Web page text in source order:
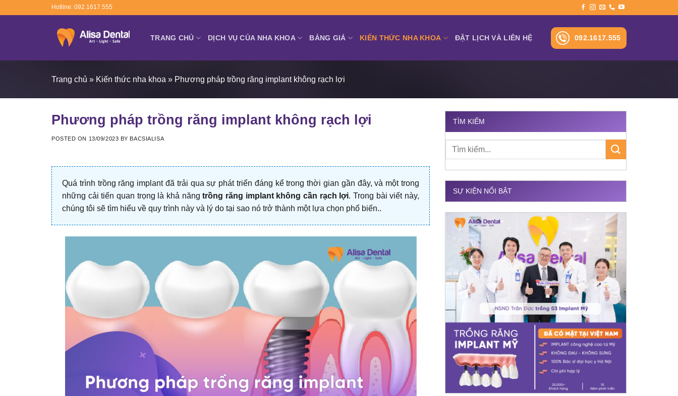
Hotline: 092.1617.555
TRANG CHỦ DỊCH VỤ CỦA NHA KHOA BẢNG GIÁ KIẾN THỨC NHA KHOA ĐẶT LỊCH VÀ LIÊN HỆ 092.1617.555
Trang chủ » Kiến thức nha khoa » Phương pháp trồng răng implant không rạch lợi
Phương pháp trồng răng implant không rạch lợi
POSTED ON 13/09/2023 BY BACSIALISA
Quá trình trồng răng implant đã trải qua sự phát triển đáng kể trong thời gian gần đây, và một trong
những cải tiến quan trọng là khả năngtrồng răng implant không cần rạch lợi. Trong bài viết này,
chúng tôi sẽ tìm hiểu về quy trình này và lý do tại sao nó trở thành một lựa chọn phổ biến..
TÌM KIẾM
SỰ KIỆN NỔI BẬT